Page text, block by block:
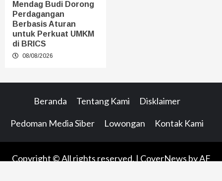
Mendag Budi Dorong
Perdagangan
Berbasis Aturan
untuk Perkuat UMKM
di BRICS
08/08/2026
Beranda Tentang Kami Disklaimer
Pedoman Media Siber Lowongan Kontak Kami
Copyright © All rights reserved.|CoverNewsby AF